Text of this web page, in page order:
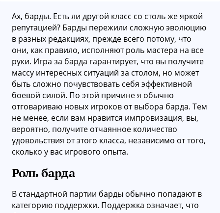
Ах, барды. Есть ли другой класс со столь же яркой
репутацией? Барды пережили сложную эволюцию
в разных редакциях, прежде всего потому, что
они, как правило, исполняют роль мастера на все
руки. Игра за барда гарантирует, что вы получите
массу интересных ситуаций за столом, но может
быть сложно почувствовать себя эффективной
боевой силой. По этой причине я обычно
отговариваю новых игроков от выбора барда. Тем
не менее, если вам нравится импровизация, вы,
вероятно, получите отчаянное количество
удовольствия от этого класса, независимо от того,
сколько у вас игрового опыта.
Роль барда
В стандартной партии барды обычно попадают в
категорию поддержки. Поддержка означает, что